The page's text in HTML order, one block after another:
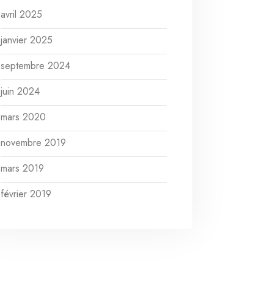
avril 2025
janvier 2025
septembre 2024
juin 2024
mars 2020
novembre 2019
mars 2019
février 2019